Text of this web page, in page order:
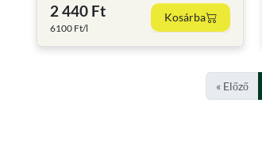
2 440 Ft
6100 Ft/l
Kosárba
« Előző